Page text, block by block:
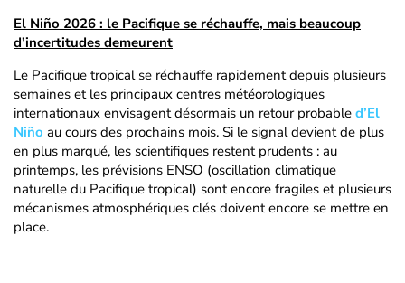
El Niño 2026 : le Pacifique se réchauffe, mais beaucoup
d’incertitudes demeurent
Le Pacifique tropical se réchauffe rapidement depuis plusieurs
semaines et les principaux centres météorologiques
internationaux envisagent désormais un retour probable d’El
Niño au cours des prochains mois. Si le signal devient de plus
en plus marqué, les scientifiques restent prudents : au
printemps, les prévisions ENSO (oscillation climatique
naturelle du Pacifique tropical) sont encore fragiles et plusieurs
mécanismes atmosphériques clés doivent encore se mettre en
place.